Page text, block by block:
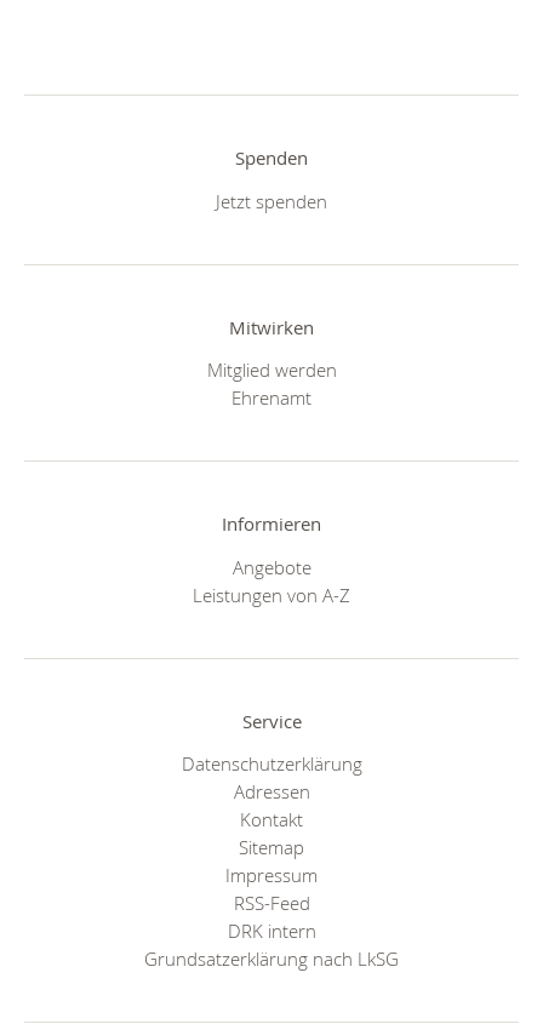
Spenden
Jetzt spenden
Mitwirken
Mitglied werden
Ehrenamt
Informieren
Angebote
Leistungen von A-Z
Service
Datenschutzerklärung
Adressen
Kontakt
Sitemap
Impressum
RSS-Feed
DRK intern
Grundsatzerklärung nach LkSG